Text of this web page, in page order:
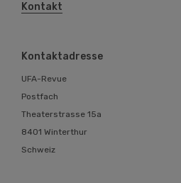
Kontakt
Kontaktadresse
UFA-Revue
Postfach
Theaterstrasse 15a
8401 Winterthur
Schweiz